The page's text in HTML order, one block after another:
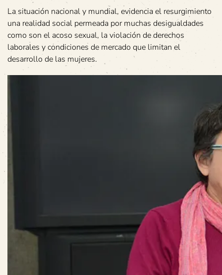
La situación nacional y mundial, evidencia el resurgimiento
una realidad social permeada por muchas desigualdades
como son el acoso sexual, la violación de derechos
laborales y condiciones de mercado que limitan el
desarrollo de las mujeres.